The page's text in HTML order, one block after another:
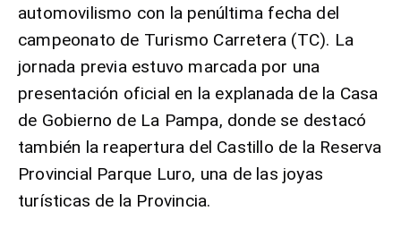
automovilismo con la penúltima fecha del
campeonato de Turismo Carretera (TC). La
jornada previa estuvo marcada por una
presentación oficial en la explanada de la Casa
de Gobierno de La Pampa, donde se destacó
también la reapertura del Castillo de la Reserva
Provincial Parque Luro, una de las joyas
turísticas de la Provincia.